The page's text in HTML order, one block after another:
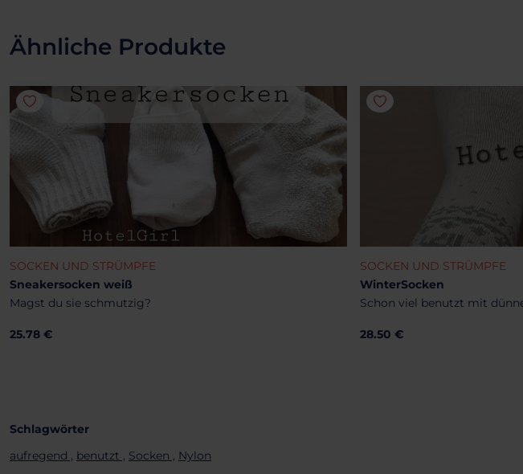
Ähnliche Produkte
SOCKEN UND STRÜMPFE
Sneakersocken weiß
Magst du sie schmutzig?
25.78 €
SOCKEN UND STRÜMPFE
WinterSocken
Schon viel benutzt mit
28.50 €
Schlagwörter
aufregend ,
benutzt , Socken , Nylon